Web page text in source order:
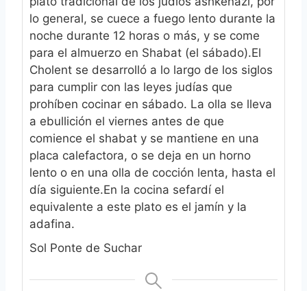
lo general, se cuece a fuego lento durante la
noche durante 12 horas o más, y se come
para el almuerzo en Shabat (el sábado).El
Cholent se desarrolló a lo largo de los siglos
para cumplir con las leyes judías que
prohíben cocinar en sábado. La olla se lleva
a ebullición el viernes antes de que
comience el shabat y se mantiene en una
placa calefactora, o se deja en un horno
lento o en una olla de cocción lenta, hasta el
día siguiente.En la cocina sefardí el
equivalente a este plato es el jamín y la
adafina.
Sol Ponte de Suchar